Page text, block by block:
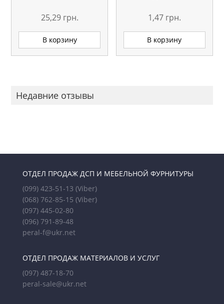
25,29 грн.
В корзину
1,47 грн.
В корзину
Недавние отзывы
ОТДЕЛ ПРОДАЖ ДСП И МЕБЕЛЬНОЙ ФУРНИТУРЫ
(099) 423-51-13 (Viber)
(068) 762-85-15 (Viber)
(097) 445-02-80
(096) 791-89-48
peral-f@ukr.net
ОТДЕЛ ПРОДАЖ МАТЕРИАЛОВ И УСЛУГ
(097) 487-18-70
peral-sale@ukr.net